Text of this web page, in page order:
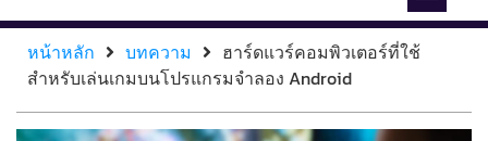
หน้าหลัก บทความ
ฮาร์ดแวร์คอมพิวเตอร์ที่ใช้
สำหรับเล่นเกมบนโปรแกรมจำลอง Android